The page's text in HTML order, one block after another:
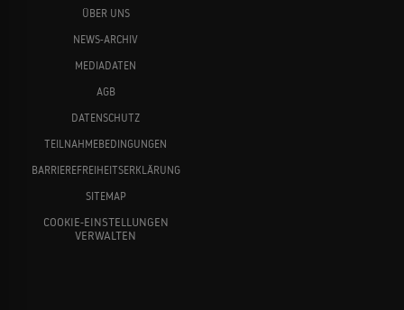
ÜBER UNS
NEWS-ARCHIV
MEDIADATEN
AGB
DATENSCHUTZ
TEILNAHMEBEDINGUNGEN
BARRIEREFREIHEITSERKLÄRUNG
SITEMAP
COOKIE-EINSTELLUNGEN
VERWALTEN